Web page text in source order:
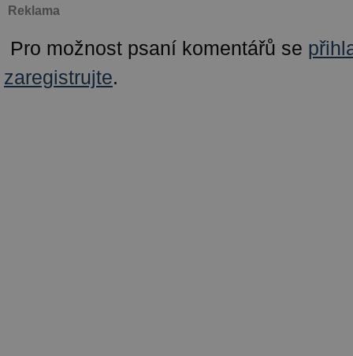
Reklama
Pro možnost psaní komentářů se
zaregistrujte.